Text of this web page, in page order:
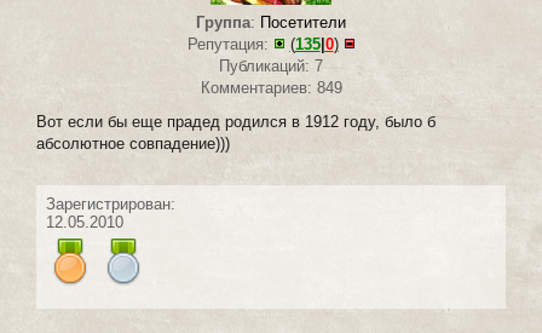
Группа: Посетители
Репутация:
(135| 0)
Публикаций: 7
Комментариев: 849
Вот если бы еще прадед родился в 1912 году, было б
абсолютное совпадение)))
Зарегистрирован:
12.05.2010